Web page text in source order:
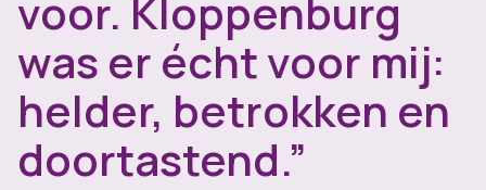
voor. Kloppenburg
was er écht voor mij:
helder, betrokken en
doortastend.”